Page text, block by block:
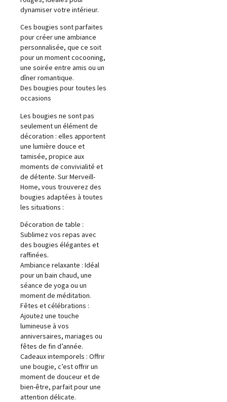
dynamiser votre intérieur.
Ces bougies sont parfaites
pour créer une ambiance
personnalisée, que ce soit
pour un moment cocooning,
une soirée entre amis ou un
dîner romantique.
Des bougies pour toutes les
occasions
Les bougies ne sont pas
seulement un élément de
décoration : elles apportent
une lumière douce et
tamisée, propice aux
moments de convivialité et
de détente. Sur Merveill-
Home, vous trouverez des
bougies adaptées à toutes
les situations :
Décoration de table :
Sublimez vos repas avec
des bougies élégantes et
raffinées.
Ambiance relaxante : Idéal
pour un bain chaud, une
séance de yoga ou un
moment de méditation.
Fêtes et célébrations :
Ajoutez une touche
lumineuse à vos
anniversaires, mariages ou
fêtes de fin d’année.
Cadeaux intemporels : Offrir
une bougie, c’est offrir un
moment de douceur et de
bien-être, parfait pour une
attention délicate.